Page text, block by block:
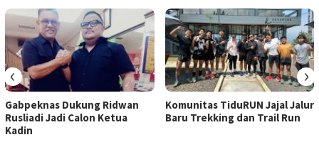
Gabpeknas Dukung Ridwan
Rusliadi Jadi Calon Ketua
Kadin
Komunitas TiduRUN Jajal Jalur
Baru Trekking dan Trail Run
‹ ›